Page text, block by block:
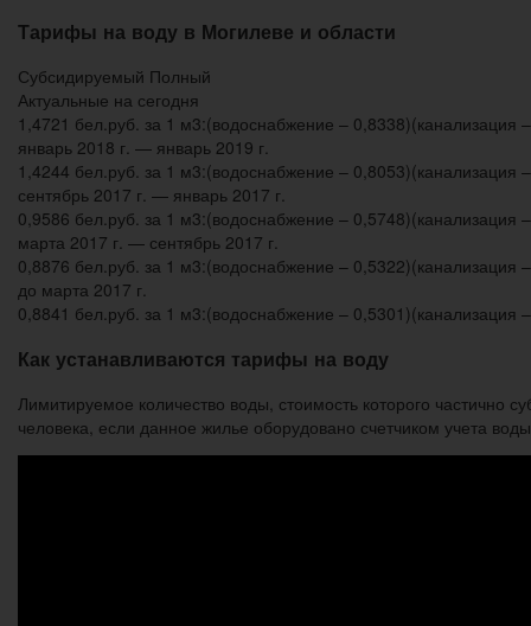
Тарифы на воду в Могилеве и области
Субсидируемый Полный
Актуальные на сегодня
1,4721 бел.руб. за 1 м3:(водоснабжение – 0,8338)(канализация
январь 2018 г. — январь 2019 г.
1,4244 бел.руб. за 1 м3:(водоснабжение – 0,8053)(канализация
сентябрь 2017 г. — январь 2017 г.
0,9586 бел.руб. за 1 м3:(водоснабжение – 0,5748)(канализация
марта 2017 г. — сентябрь 2017 г.
0,8876 бел.руб. за 1 м3:(водоснабжение – 0,5322)(канализация
до марта 2017 г.
0,8841 бел.руб. за 1 м3:(водоснабжение – 0,5301)(канализация
Как устанавливаются тарифы на воду
Лимитируемое количество воды, стоимость которого частично
человека, если данное жилье оборудовано счетчиком учета